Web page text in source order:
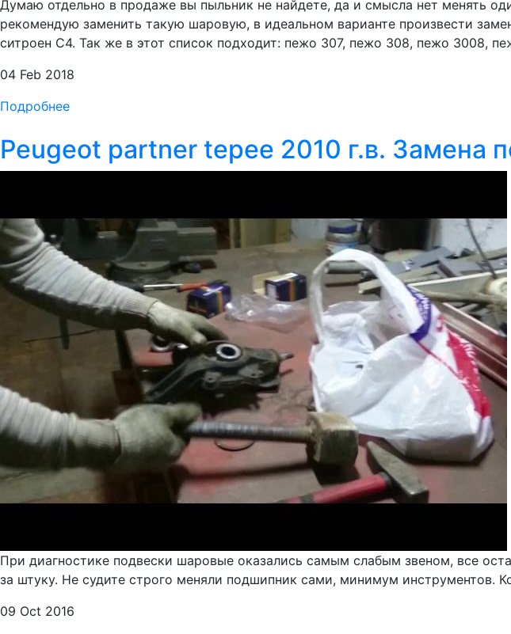
Думаю отдельно в продаже вы пыльник не найдете, да и смысла нет менять
рекомендую заменить такую шаровую, в идеальном варианте произвести
ситроен С4. Так же в этот список подходит: пежо 307, пежо 308, пежо 3008,
04 Feb 2018
Подробнее
Peugeot partner tepee 2010 г.в.
При диагностике подвески шаровые оказались самым слабым звеном, все
за штуку. Не судите строго меняли подшипник сами, минимум инструментов.
09 Oct 2016